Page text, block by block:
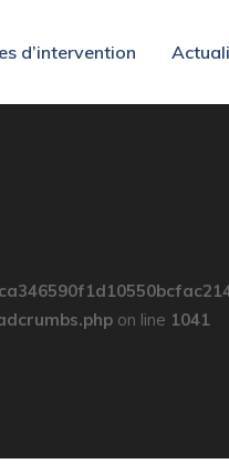
d’intervention
on line 1041